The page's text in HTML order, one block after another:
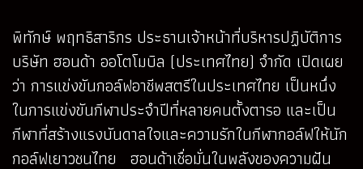
พิทักษ์ พฤทธิสาริกร ประธานเจ้าหน้าที่บริหารปฏิบัติการ
บริษัท ฮอนด้า ออโตโมบิล (ประเทศไทย) จำกัด เปิดเผย
ว่า การแข่งขันกอล์ฟอาชีพสตรีในประเทศไทย เป็นหนึ่ง
ในการแข่งขันกีฬาประจำปีที่หลายคนตั้งตารอ และเป็น
กีฬาที่สร้างแรงบันดาลใจและความรักในกีฬากอล์ฟให้นัก
กอล์ฟเยาวชนไทย ฮอนด้าเชื่อมั่นในพลังของความฝัน